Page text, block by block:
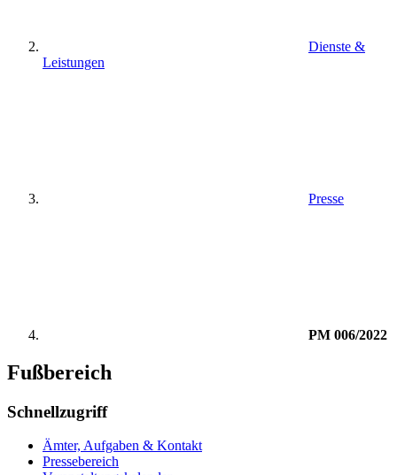
Dienste &
Leistungen
Presse
PM 006/2022
Fußbereich
Schnellzugriff
Ämter, Aufgaben & Kontakt
Pressebereich